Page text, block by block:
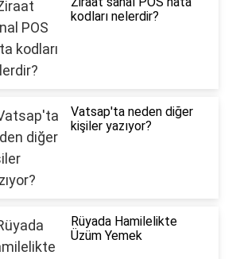
kodları nelerdir?
Vatsap'ta neden diğer
kişiler yazıyor?
Rüyada Hamilelikte
Üzüm Yemek